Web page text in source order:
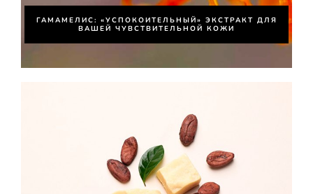
ГАМАМЕЛИС: «УСПОКОИТЕЛЬНЫЙ» ЭКСТРАКТ ДЛЯ
ВАШЕЙ ЧУВСТВИТЕЛЬНОЙ КОЖИ